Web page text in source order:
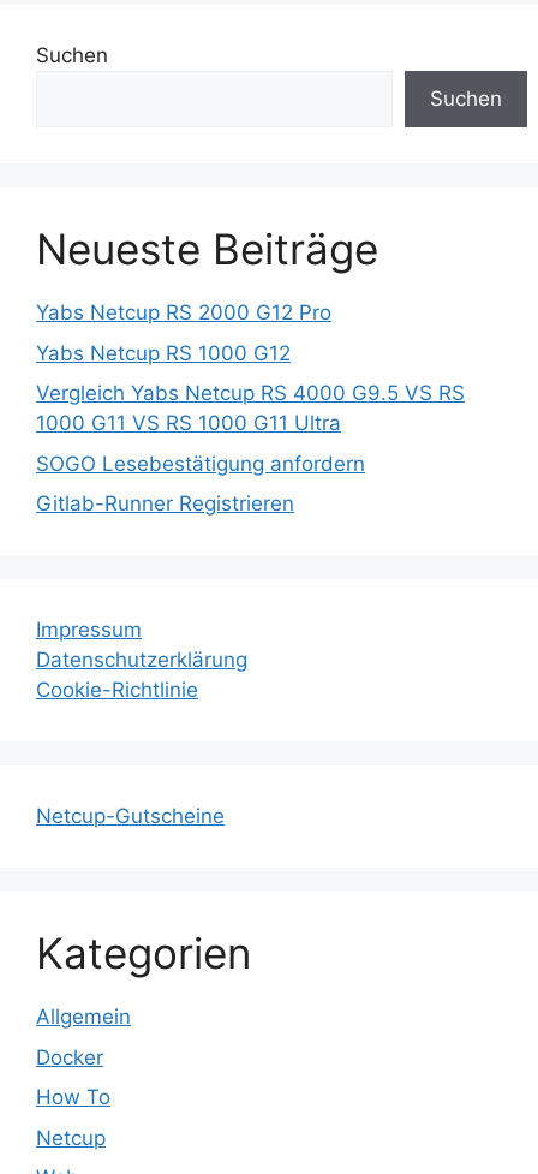
Suchen
Suchen
Neueste Beiträge
Yabs Netcup RS 2000 G12 Pro
Yabs Netcup RS 1000 G12
Vergleich Yabs Netcup RS 4000 G9.5 VS RS
1000 G11 VS RS 1000 G11 Ultra
SOGO Lesebestätigung anfordern
Gitlab-Runner Registrieren
Impressum
Datenschutzerklärung
Cookie-Richtlinie
Netcup-Gutscheine
Kategorien
Allgemein
Docker
How To
Netcup